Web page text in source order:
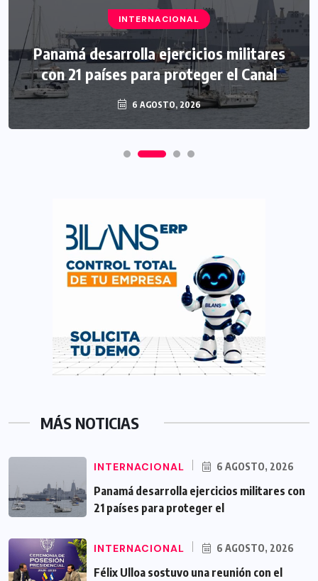
INTERNACIONAL
Panamá desarrolla ejercicios militares
con 21 países para proteger el Canal
6 AGOSTO, 2026
MÁS NOTICIAS
INTERNACIONAL 6 AGOSTO, 2026
Panamá desarrolla ejercicios militares con
21 países para proteger el
INTERNACIONAL 6 AGOSTO, 2026
Félix Ulloa sostuvo una reunión con el